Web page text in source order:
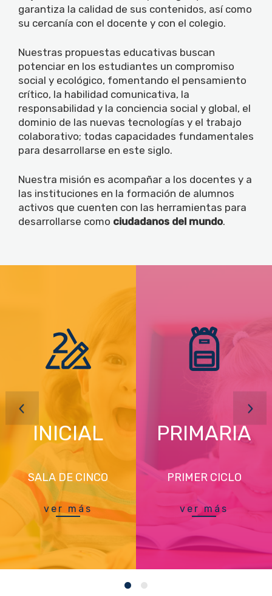
garantiza la calidad de sus contenidos, así como
su cercanía con el docente y con el colegio.
Nuestras propuestas educativas buscan
potenciar en los estudiantes un compromiso
social y ecológico, fomentando el pensamiento
crítico, la habilidad comunicativa, la
responsabilidad y la conciencia social y global, el
dominio de las nuevas tecnologías y el trabajo
colaborativo; todas capacidades fundamentales
para desarrollarse en este siglo.
Nuestra misión es acompañar a los docentes y a
las instituciones en la formación de alumnos
activos que cuenten con las herramientas para
desarrollarse como ciudadanos del mundo.
INICIAL
SALA DE CINCO
ver más
PRIMARIA
PRIMER CICLO
ver más